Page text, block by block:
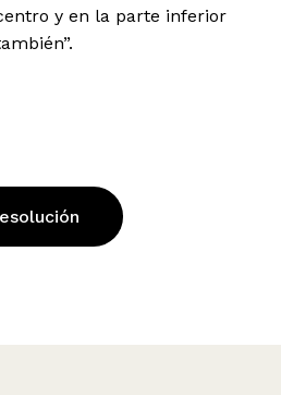
y en la parte inferior